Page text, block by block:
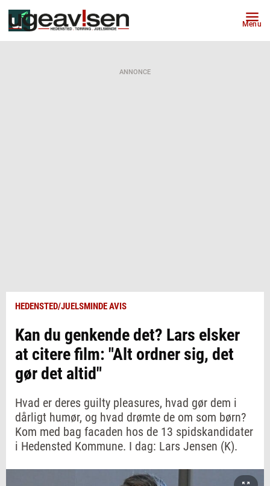
Menu
ANNONCE
HEDENSTED/JUELSMINDE AVIS
Kan du genkende det? Lars elsker
at citere film: "Alt ordner sig, det
gør det altid"
Hvad er deres guilty pleasures, hvad gør dem i
dårligt humør, og hvad drømte de om som børn?
Kom med bag facaden hos de 13 spidskandidater
i Hedensted Kommune. I dag: Lars Jensen (K).